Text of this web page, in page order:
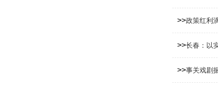
>>政策红利
>>长春：以
>>事关戏剧